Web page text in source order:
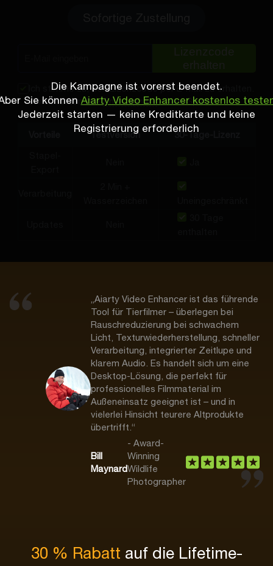
Die Kampagne ist vorerst beendet.
Sie können Aiarty Video Enhancer kostenlos
Jederzeit starten — keine Kreditkarte und keine
Registrierung erforderlich
Ich stimme zu, den Lizenzcode per E-Mail zu erhalten.
Wir schützen IhrePrivatsphäre– kein Spam.
Testversion
30-Tage-Lizenz
„Aiarty Video Enhancer ist das führende
Tool für Tierfilmer – überlegen bei
Rauschreduzierung bei schwachem
Licht, Texturwiederherstellung, schneller
Verarbeitung, integrierter Zeitlupe und
klarem Audio. Es handelt sich um eine
Desktop-Lösung, die perfekt für
professionelles Filmmaterial im
Außeneinsatz geeignet ist – und in
vielerlei Hinsicht teurere Altprodukte
übertrifft.“
Bill
Maynard
- Award-
Winning
Wildlife
Photographer
30 % Rabatt auf die Lifetime-